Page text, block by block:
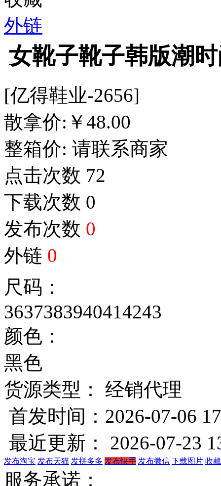
外链
女靴子靴子韩版潮
[亿得鞋业-2656]
散拿价: ￥48.00
整箱价: 请联系商家
点击次数 72
下载次数 0
发布次数 0
外链 0
尺码：
3637383940414243
颜色：
黑色
货源类型： 经销代理
首发时间：2026-07-06
最近更新： 2026-07-23
发布淘宝 发布天猫 发拼多多 发布快手 发布微信 下载图片 收
服务承诺：